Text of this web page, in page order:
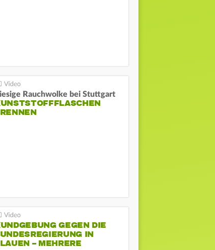
Rauchwolke bei Stuttgart
GEGEN DIE
IN
– MEHRERE